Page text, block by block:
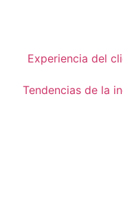
Experiencia del
Tendencias de la